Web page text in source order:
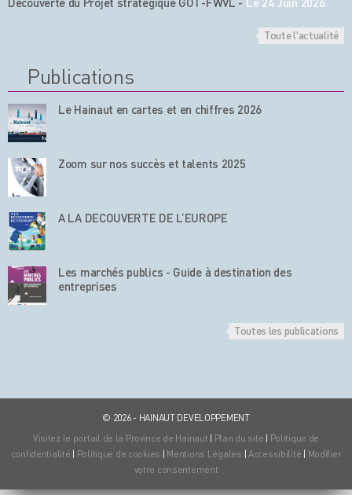
Toute l'actualité
Publications
Le Hainaut en cartes et en chiffres 2026
Zoom sur nos succès et talents 2025
A LA DECOUVERTE DE L’EUROPE
Les marchés publics - Guide à destination des
entreprises
Toutes les publications
© 2026 - HAINAUT DEVELOPPEMENT
Visitez le portail de la Province de Hainaut | Plan du site | Politique de
confidentialité | Politique de cookies | Mentions Légales | Accessibilité | Modifier
votre consentement